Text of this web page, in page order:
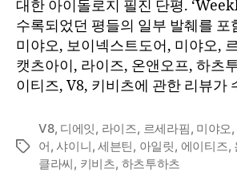
대한 아이돌로지 필진 단평.
수록되었던 평들의 일부 발췌를 포
미야오, 보이넥스트도어, 미야오,
캣츠아이, 라이즈, 온앤오프, 하츠
이티즈, V8, 키비츠에 관한 리뷰가
Tags
V8, 디에잇, 라이즈, 르세라핌, 미야오,
어,샤이니, 세븐틴, 아일릿, 에이티즈,
클라씨, 키비츠, 하츠투하츠